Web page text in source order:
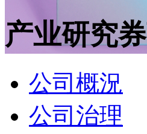
产业研究
公司概況
公司治理